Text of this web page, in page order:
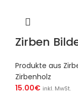
Zirben
Produkte aus
Zirbenholz
15.00€ inkl. MwSt.